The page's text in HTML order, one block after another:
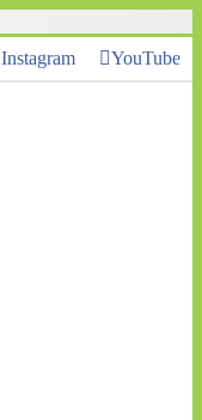
Instagram YouTube